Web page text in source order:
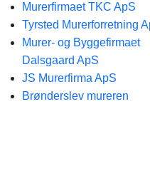
Murerfirmaet TKC ApS
Tyrsted Murerforretning
Murer- og Byggefirmaet
Dalsgaard ApS
JS Murerfirma ApS
Brønderslev mureren